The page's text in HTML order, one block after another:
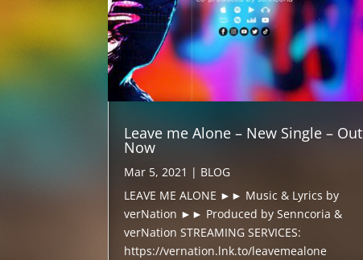
Leave me Alone – New Single – Out
Now
Mar 5, 2021 | BLOG
LEAVE ME ALONE ►► Music & Lyrics by
verNation ►► Produced by Senncoria &
verNation STREAMING SERVICES:
https://vernation.lnk.to/leavemealone